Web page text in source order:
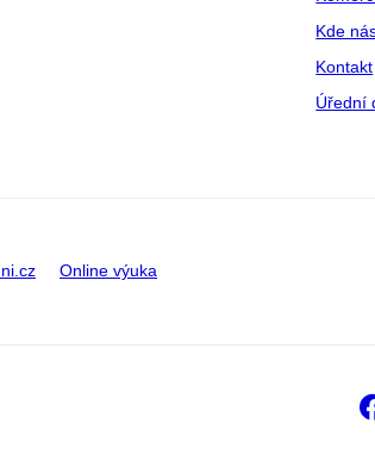
Kde
Kontakt
Úřední
Online výuka